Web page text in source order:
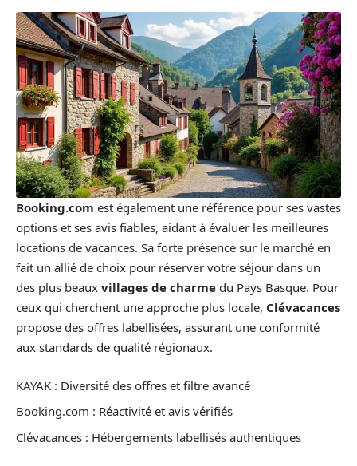
Booking.com est également une référence pour ses vastes
options et ses avis fiables, aidant à évaluer les meilleures
locations de vacances. Sa forte présence sur le marché en
fait un allié de choix pour réserver votre séjour dans un
des plus beaux villages de charme du Pays Basque. Pour
ceux qui cherchent une approche plus locale, Clévacances
propose des offres labellisées, assurant une conformité
aux standards de qualité régionaux.
KAYAK : Diversité des offres et filtre avancé
Booking.com : Réactivité et avis vérifiés
Clévacances : Hébergements labellisés authentiques